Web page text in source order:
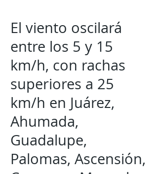
El viento oscilará
entre los 5 y 15
km/h, con rachas
superiores a 25
km/h en Juárez,
Ahumada,
Guadalupe,
Palomas, Ascensión,